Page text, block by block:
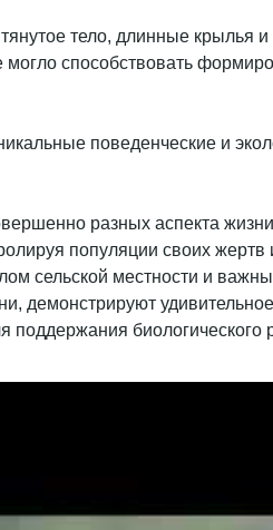
тело, длинные крылья
могло способствовать
поведенческие и
разных аспекта
популяции своих
сельской местности и
демонстрируют
биологического